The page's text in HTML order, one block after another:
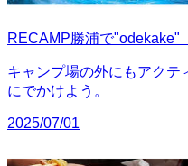
RECAMP勝浦で
キャンプ場の外にもアクテ
にでかけよう。
2025/07/01